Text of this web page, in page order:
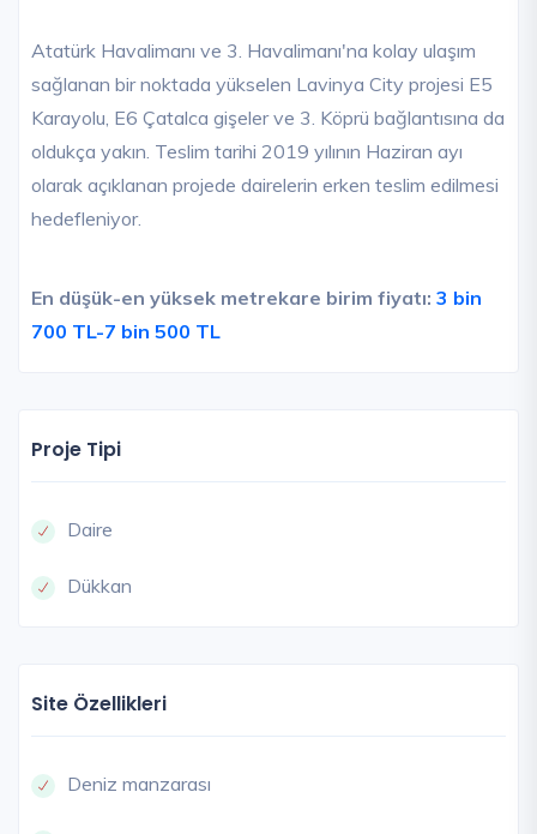
Atatürk Havalimanı ve 3. Havalimanı'na kolay ulaşım
sağlanan bir noktada yükselen Lavinya City projesi E5
Karayolu, E6 Çatalca gişeler ve 3. Köprü bağlantısına da
oldukça yakın. Teslim tarihi 2019 yılının Haziran ayı
olarak açıklanan projede dairelerin erken teslim edilmesi
hedefleniyor.
En düşük-en yüksek metrekare birim fiyatı: 3 bin
700 TL-7 bin 500 TL
Proje Tipi
Daire
Dükkan
Site Özellikleri
Deniz manzarası